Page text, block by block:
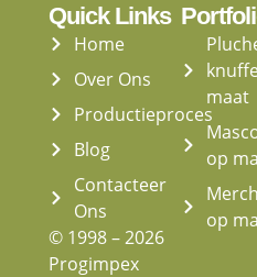
Quick Links
Home
Over Ons
Productieproces
Blog
Contacteer
Ons
© 1998 – 2026
Progimpex
maat
op
op